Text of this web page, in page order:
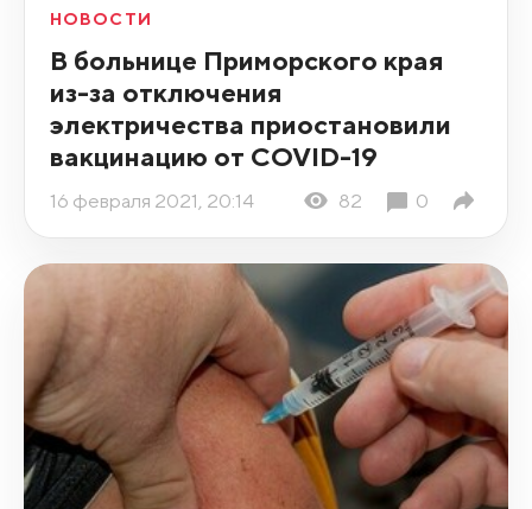
НОВОСТИ
В больнице Приморского края
из-за отключения
электричества приостановили
вакцинацию от COVID-19
16 февраля 2021, 20:14 82 0